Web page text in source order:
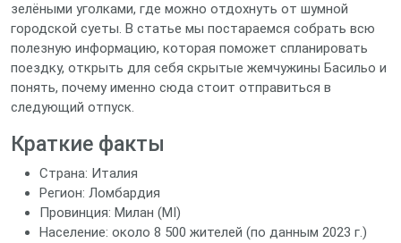
зелёными уголками, где можно отдохнуть от шумной
городской суеты. В статье мы постараемся собрать всю
полезную информацию, которая поможет спланировать
поездку, открыть для себя скрытые жемчужины Басильо и
понять, почему именно сюда стоит отправиться в
следующий отпуск.
Краткие факты
Страна: Италия
Регион: Ломбардия
Провинция: Милан (MI)
Население: около 8 500 жителей (по данным 2023 г.)